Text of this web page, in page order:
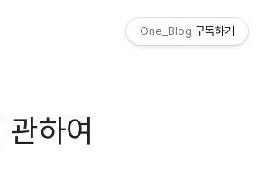
하여
One_Blog 구독하기